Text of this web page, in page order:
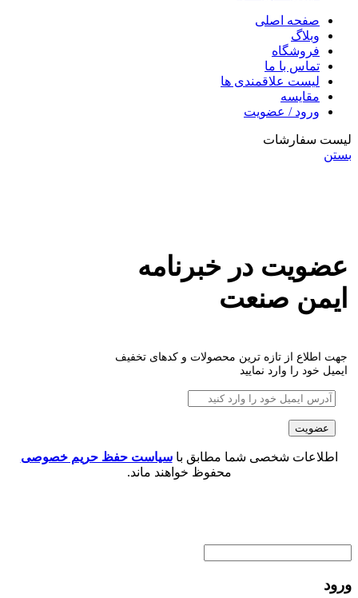
صفحه اصلی
وبلاگ
فروشگاه
تماس با ما
لیست علاقمندی ها
مقایسه
ورود / عضویت
لیست سفارشات
بستن
عضویت در خبرنامه
ایمن صنعت
جهت اطلاع از تازه ترین محصولات و کدهای تخفیف
ایمیل خود را وارد نمایید
اطلاعات شخصی شما مطابق باسیاست حفظ حریم خصوصی
محفوظ خواهند ماند.
ورود